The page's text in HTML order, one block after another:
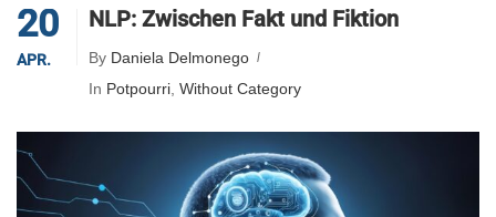
20
APR.
NLP: Zwischen Fakt und Fiktion
By Daniela Delmonego
In Potpourri Without Category